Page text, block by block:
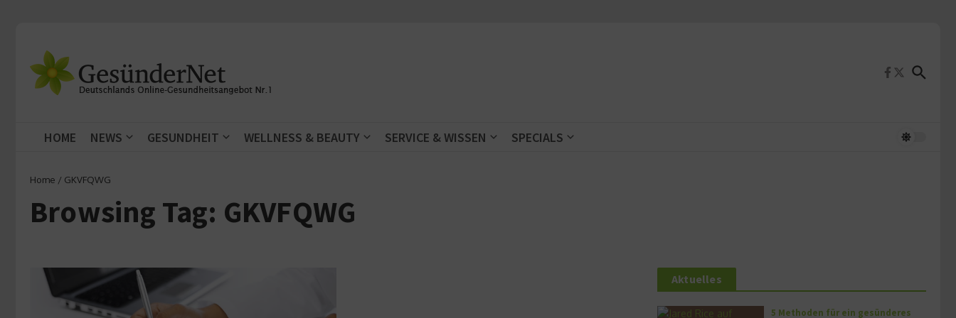
HOME NEWS GESUNDHEIT WELLNESS & BEAUTY SERVICE & WISSEN SPECIALS
Home / GKVFQWG
Browsing Tag: GKVFQWG
Aktuelles
5 Methoden für ein gesünderes